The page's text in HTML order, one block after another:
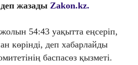
жазады Zakon.kz.
54:43 уақытта еңсеріп,
көрінді, деп хабарлайды
баспасөз қызметі.